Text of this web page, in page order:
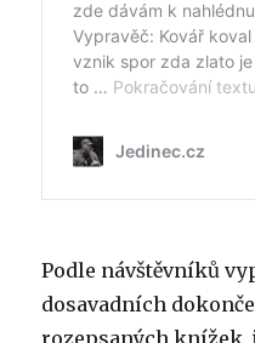
Podle návštěvníků
dosavadních
rozepsaných knížek,